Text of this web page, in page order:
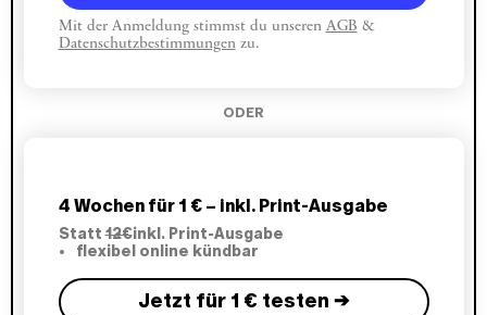
Mit der Anmeldung stimmst du unseren AGB &
Datenschutzbestimmungenzu.
ODER
4 Wochen für 1 € – inkl. Print-Ausgabe
Statt12€inkl. Print-Ausgabe
flexibel online kündbar
Jetzt für 1 € testen →